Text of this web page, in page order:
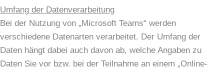
Umfang der Datenverarbeitung
Bei der Nutzung von „Microsoft Teams“ werden
verschiedene Datenarten verarbeitet. Der Umfang der
Daten hängt dabei auch davon ab, welche Angaben zu
Daten Sie vor bzw. bei der Teilnahme an einem „Online-